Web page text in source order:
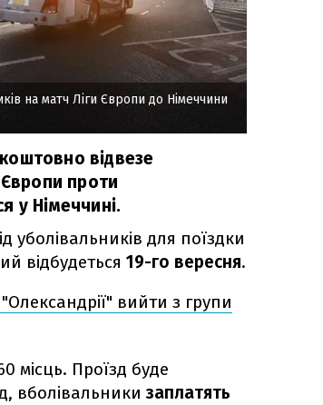
на матч Ліги Європи до Німеччини
відвезе
проти
у Німеччині.
уболівальників для поїздки
відбудеться 19-го вересня.
вийти з групи
місць. Проїзд буде
вболівальникизаплатять